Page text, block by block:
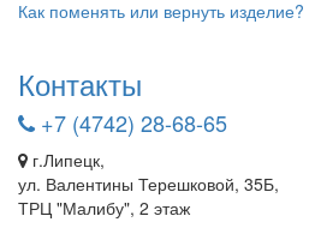
Как поменять или вернуть изделие?
Контакты
+7 (4742) 28-68-65
г.Липецк,
ул. Валентины Терешковой, 35Б,
ТРЦ "Малибу", 2 этаж